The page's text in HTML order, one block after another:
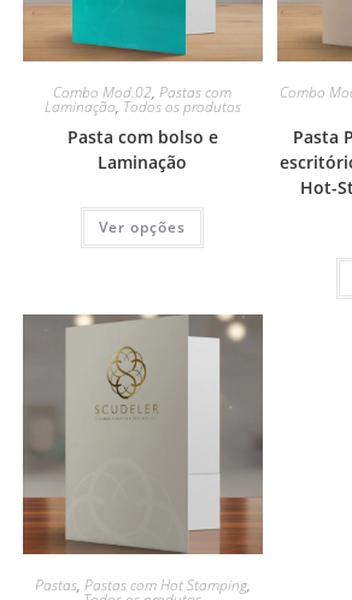
Combo Mod.02,Pastas com
Laminação, Todos os produtos
Pasta com bolso e
Laminação
Ver opções
Combo
Pasta
Hot-
Pastas, Pastas com Hot Stamping,